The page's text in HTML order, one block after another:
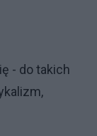
- do takich